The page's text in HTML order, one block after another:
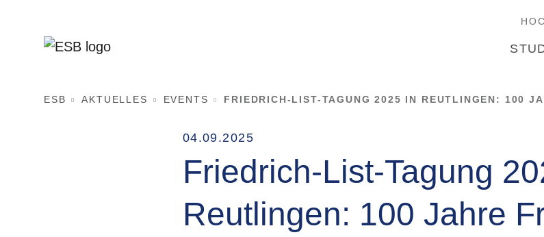
ESB AKTUELLES EVENTS FRIEDRICH-LIST-TAGUNG 2025 IN REUTLINGEN: 100
04.09.2025
Friedrich-List-Tagung
Reutlingen: 100 Jahre